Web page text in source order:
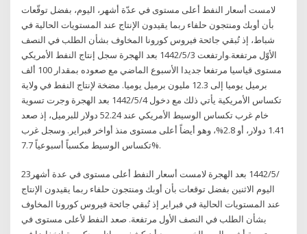
لامست أسعار النفط أعلى مستوى في عدّة أشهر، اليوم، بفضل توقّعات
بأن أوبك ومنتجون حلفاء ربما يقيدون الإنتاج عند المستويات الحالية في
شباط، إذ تُبقي جائحة فيروس كورونا المخاوف بشأن الطلب في النصف
الأوّل مرتفعة.وارتفعت 3‏‏/5‏‏/1442 بعد الهجرة سجل إنتاج النفط الأمريكي
مستوى قياسيا مرتفعا جديدا الأسبوع الماضي مع صعوده بمقدار 100 ألف
برميل يوميا إلى 12.3 مليون برميل يوميا. مضخة لإنتاج النفط في ولاية
تكساس الأمريكية يأتي ذلك مع دخول 4‏‏/5‏‏/1442 بعد الهجرة وجرت تسوية
خام غرب تكساس الوسيط الأمريكي عند 52.24 دولار للبرميل، إذ صعد
1.41 دولار، أو 2.8%، وهو أيضاً أعلى مستوى منذ أواخر فبراير. وسجل غرب
تكساس الوسيط مكسباً أسبوعياً 7.7%.
23‏‏/5‏‏/1442 بعد الهجرة لامست أسعار النفط أعلى مستوى في عدة أشهر
اليوم الاثنين بفضل توقعات بأن أوبك ومنتجون حلفاء ربما يقيدون الإنتاج
عند المستويات الحالية في فبراير إذ تُبقي جائحة فيروس كورونا المخاوف
بشأن الطلب في النصف الأول مرتفعة. صعد النفط لأعلى مستوى في